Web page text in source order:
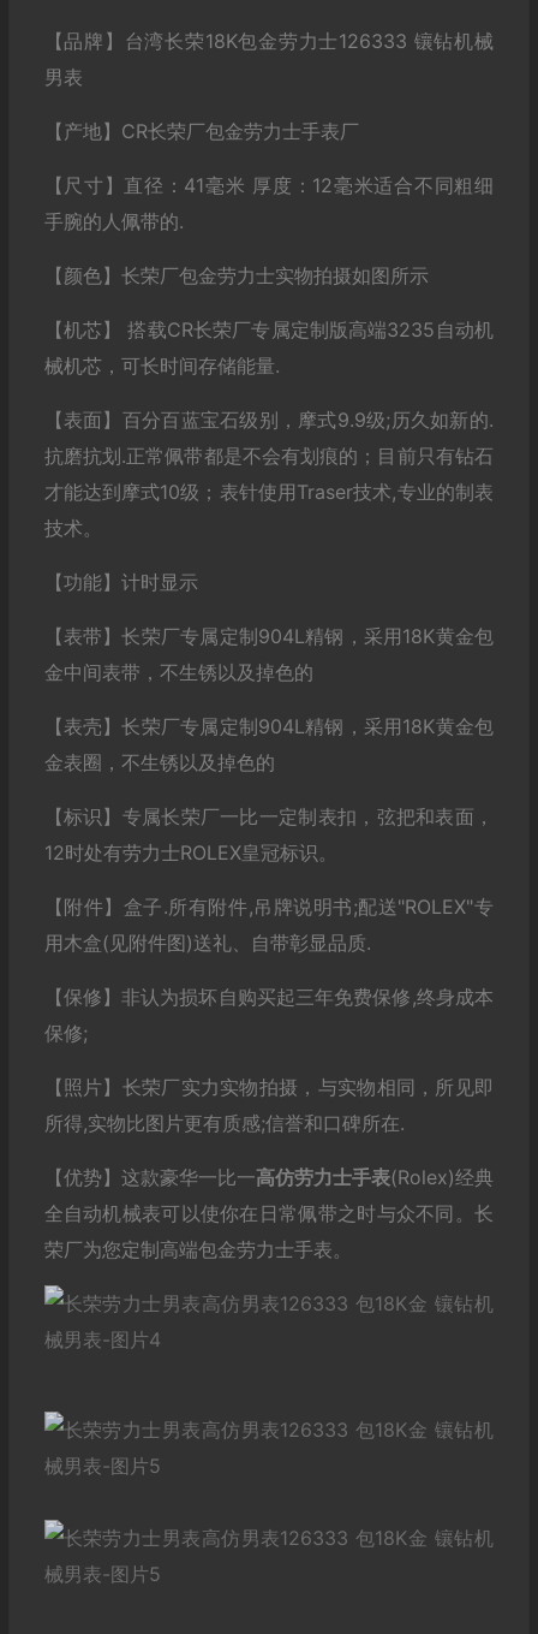
【品牌】台湾长荣18K包金劳力士126333 镶钻机械
男表
【产地】CR长荣厂包金劳力士手表厂
【尺寸】直径：41毫米 厚度：12毫米适合不同粗细
手腕的人佩带的.
【颜色】长荣厂包金劳力士实物拍摄如图所示
【机芯】 搭载CR长荣厂专属定制版高端3235自动机
械机芯，可长时间存储能量.
【表面】百分百蓝宝石级别，摩式9.9级;历久如新的.
抗磨抗划.正常佩带都是不会有划痕的；目前只有钻石
才能达到摩式10级；表针使用Traser技术,专业的制表
技术。
【功能】计时显示
【表带】长荣厂专属定制904L精钢，采用18K黄金包
金中间表带，不生锈以及掉色的
【表壳】长荣厂专属定制904L精钢，采用18K黄金包
金表圈，不生锈以及掉色的
【标识】专属长荣厂一比一定制表扣，弦把和表面，
12时处有劳力士ROLEX皇冠标识。
【附件】盒子.所有附件,吊牌说明书;配送"ROLEX"专
用木盒(见附件图)送礼、自带彰显品质.
【保修】非认为损坏自购买起三年免费保修,终身成本
保修;
【照片】长荣厂实力实物拍摄，与实物相同，所见即
所得,实物比图片更有质感;信誉和口碑所在.
【优势】这款豪华一比一高仿劳力士手表(Rolex)经典
全自动机械表可以使你在日常佩带之时与众不同。长
荣厂为您定制高端包金劳力士手表。